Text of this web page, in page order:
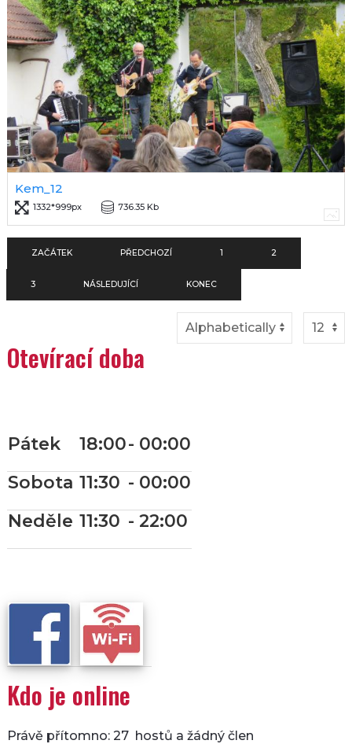
Kem_12
1332*999px 736.35 Kb
ZAČÁTEK PŘEDCHOZÍ 1 2
3 NÁSLEDUJÍCÍ KONEC
Otevírací doba
Pátek 18:00- 00:00
Sobota 11:30 - 00:00
Neděle 11:30 - 22:00
Kdo je online
Právě přítomno: 27 hostů a žádný člen